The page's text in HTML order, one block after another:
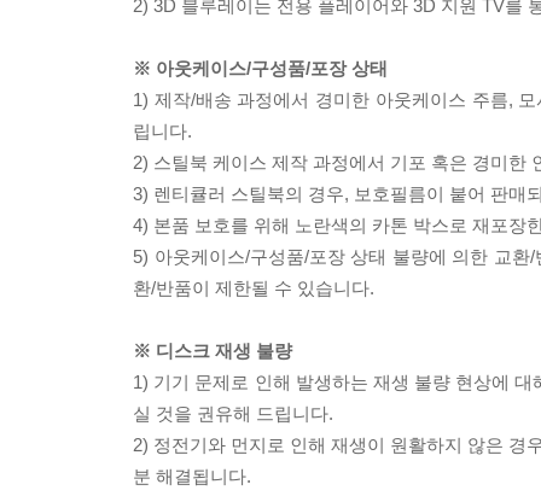
2) 3D 블루레이는 전용 플레이어와 3D 지원 TV를
※ 아웃케이스/구성품/포장 상태
1) 제작/배송 과정에서 경미한 아웃케이스 주름,
립니다.
2) 스틸북 케이스 제작 과정에서 기포 혹은 경미한
3) 렌티큘러 스틸북의 경우, 보호필름이 붙어 판매
4) 본품 보호를 위해 노란색의 카톤 박스로 재포장
5) 아웃케이스/구성품/포장 상태 불량에 의한 교
환/반품이 제한될 수 있습니다.
※ 디스크 재생 불량
1) 기기 문제로 인해 발생하는 재생 불량 현상에
실 것을 권유해 드립니다.
2) 정전기와 먼지로 인해 재생이 원활하지 않은 경
분 해결됩니다.